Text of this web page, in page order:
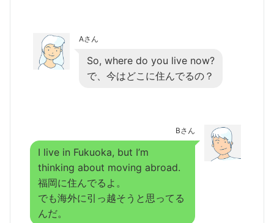
Aさん
So, where do you live now?
で、今はどこに住んでるの？
Bさん
I live in Fukuoka, but I’m
thinking about moving abroad.
福岡に住んでるよ。
でも海外に引っ越そうと思ってる
んだ。